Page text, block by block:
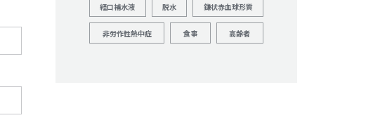
経口補水液 脱水 鎌状赤血球形質
非労作性熱中症 食事 高齢者